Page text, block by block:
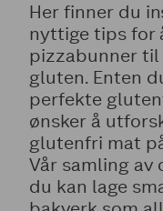
Her finner du
nyttige tips for
pizzabunner til
gluten. Enten
perfekte
ønsker å
glutenfri mat
Vår samling av
du kan lage